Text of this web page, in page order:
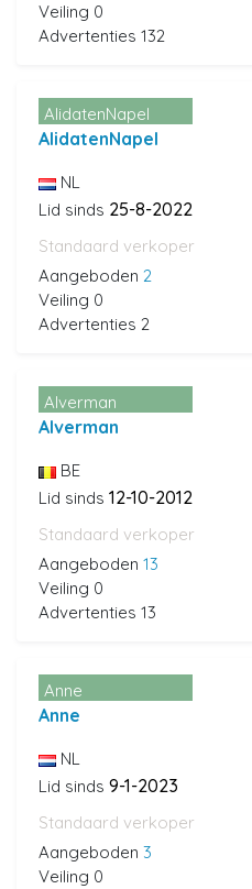
Veiling 0
Advertenties 132
AlidatenNapel
AlidatenNapel
NL
Lid sinds 25-8-2022
Standaard verkoper
Aangeboden 2
Veiling 0
Advertenties 2
Alverman
Alverman
BE
Lid sinds 12-10-2012
Standaard verkoper
Aangeboden 13
Veiling 0
Advertenties 13
Anne
Anne
NL
Lid sinds 9-1-2023
Standaard verkoper
Aangeboden 3
Veiling 0